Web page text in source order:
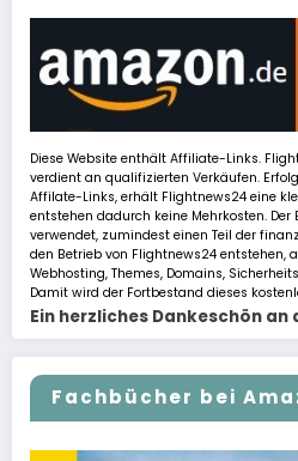
Diese Website enthält Affiliate-Links.
verdient an qualifizierten Verkäufen.
Affilate-Links, erhält Flightnews24 eine
entstehen dadurch keine Mehrkosten.
verwendet, zumindest einen Teil der
den Betrieb von Flightnews24 entstehen,
Webhosting, Themes, Domains,
Damit wird der Fortbestand dieses
Ein herzliches Dankeschön
Fachbücher bei